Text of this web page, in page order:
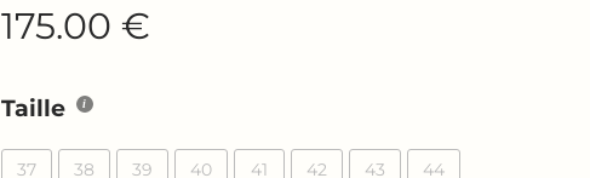
175.00 €
Taille
37 38 39 40 41 42 43 44